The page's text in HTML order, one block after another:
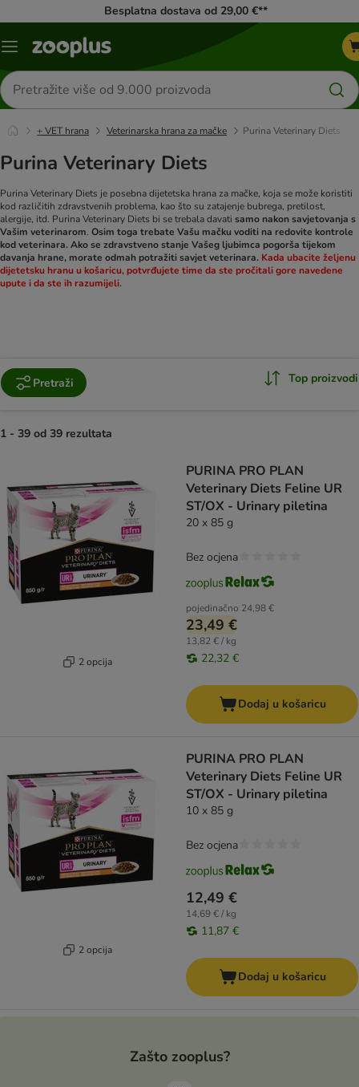
Besplatna dostava od 29,00 €**
Izbornik
Traži
proizvode
+ VET hrana Veterinarska hrana za mačke Purina Veterinary Diets
Purina Veterinary Diets
Purina Veterinary Diets je posebna dijetetska hrana za mačke, koja se može koristiti
kod različitih zdravstvenih problema, kao što su zatajenje bubrega, pretilost,
alergije, itd. Purina Veterinary Diets bi se trebala davati samo nakon savjetovanja s
Vašim veterinarom. Osim toga trebate Vašu mačku voditi na redovite kontrole
kod veterinara. Ako se zdravstveno stanje Vašeg ljubimca pogorša tijekom
davanja hrane, morate odmah potražiti savjet veterinara. Kada ubacite željenu
dijetetsku hranu u košaricu, potvrđujete time da ste pročitali gore navedene
upute i da ste ih razumijeli.
Pretraži Top proizvodi
1 - 39 od 39 rezultata
2 opcija
PURINA PRO PLAN
Veterinary Diets Feline UR
ST/OX - Urinary piletina
20 x 85 g
pojedinačno 24,98 €
23,49 €
13,82 € / kg
22,32 €
Bez ocjena
Dodaj u košaricu
2 opcija
PURINA PRO PLAN
Veterinary Diets Feline UR
ST/OX - Urinary piletina
10 x 85 g
12,49 €
14,69 € / kg
11,87 €
Bez ocjena
Dodaj u košaricu
Zašto zooplus?